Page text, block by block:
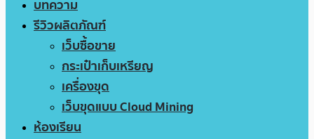
บทความ
รีวิวผลิตภัณฑ์
เว็บซื้อขาย
กระเป๋าเก็บเหรียญ
เครื่องขุด
เว็บขุดแบบ Cloud Mining
ห้องเรียน